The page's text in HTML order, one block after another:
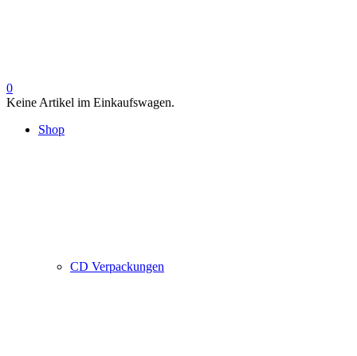
0
Keine Artikel im Einkaufswagen.
Shop
CD Verpackungen